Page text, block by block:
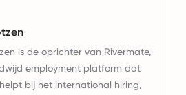
is de oprichter van Rivermate,
employment platform dat
bij het international hiring,